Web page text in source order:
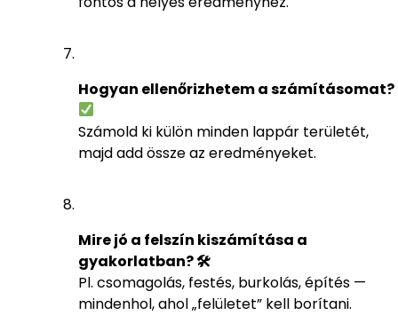
Hogyan ellenőrizhetem a számításomat?
Számold ki külön minden lappár területét,
majd add össze az eredményeket.
Mire jó a felszín kiszámítása a
gyakorlatban? 🛠
Pl. csomagolás, festés, burkolás, építés —
mindenhol, ahol „felületet” kell borítani.